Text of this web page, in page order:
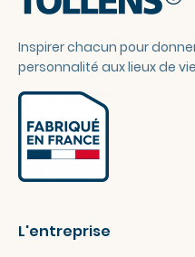
Inspirer chacun pour
personnalité aux lieux de
L'entreprise